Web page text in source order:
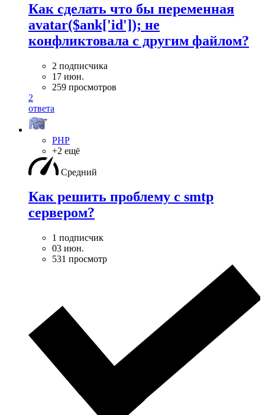
Как сделать что бы переменная
avatar($ank['id']); не
конфликтовала с другим файлом?
2 подписчика
17 июн.
259 просмотров
2
ответа
PHP
+2 ещё
Средний
Как решить проблему с smtp
сервером?
1 подписчик
03 июн.
531 просмотр